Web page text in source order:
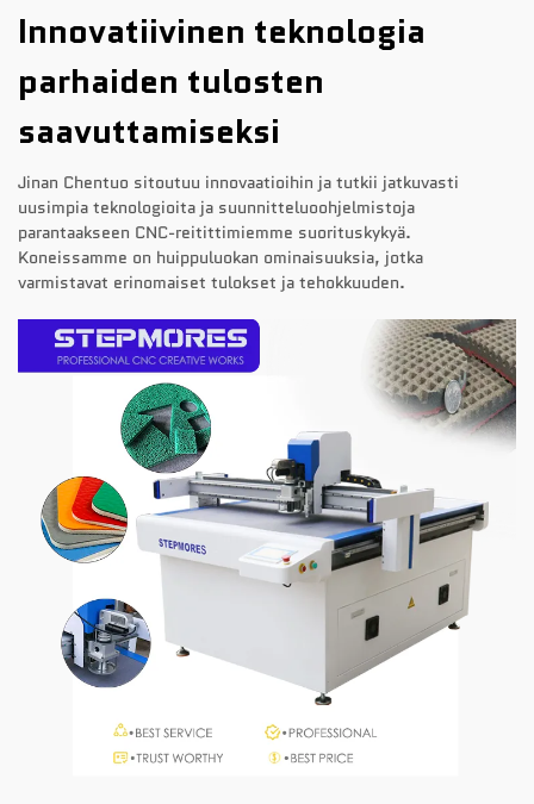
Innovatiivinen teknologia
parhaiden tulosten
saavuttamiseksi
Jinan Chentuo sitoutuu innovaatioihin ja tutkii jatkuvasti
uusimpia teknologioita ja suunnitteluoohjelmistoja
parantaakseen CNC-reitittimiemme suorituskykyä.
Koneissamme on huippuluokan ominaisuuksia, jotka
varmistavat erinomaiset tulokset ja tehokkuuden.